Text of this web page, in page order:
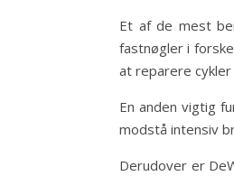
Et af de mest
fastnøgler i
at reparere
En anden vigtig
modstå intensiv
Derudover er